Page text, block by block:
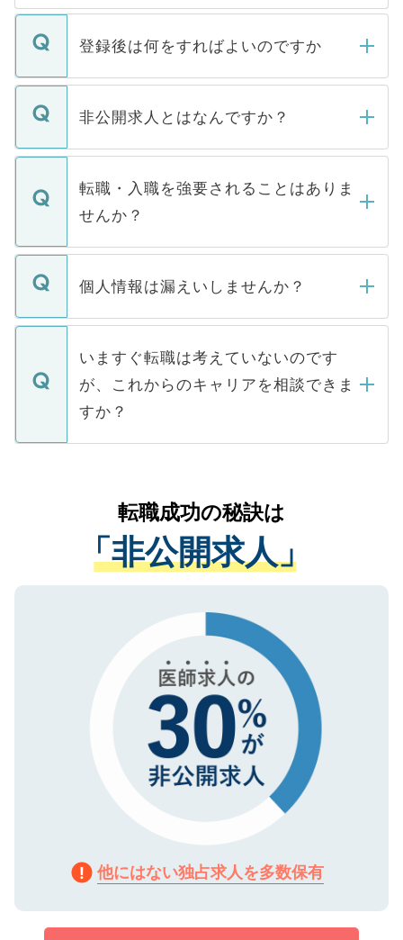
登録後は何をすればよいのですか
ご登録いただきましたら、弊社担当者がご
登録内容を確認し、その後メールもしくは
ます。通常、5営業日以内にはご連絡をせて
いただきますので、しばらくお待ちくださ
非公開求人とはなんですか？
マイナビDOCTORで取り扱っている求人の
うち約3割は、Webサイトからご覧いただ
けない「非公開求人」です。非公開求人は
下記の理由によって、一般には公開してい
ません。
■応募殺到を避けるため 人気のある医療機
関を公にしてしまうと、応募が殺到する場
に、医療機関が求める条件に合った人材の
みを人材紹介会社に依頼するケースが増え
ています。
転職・入職を強要されることはありま
せんか？
転職・入職を強要することは一切ありませ
ん。また、仮に応募先から内定をいただい
定を承諾する必要はありません。内定先へ
の辞退の連絡はキャリアパートナーが行い
個人情報は漏えいしませんか？
個人情報が漏えいすることはありませんの
で、ご安心ください。当サイトからの登録
などで収集したご登録者様の個人情報は、
ご本人のキャリアアップおよび転職活動の
支援を目的に使用いたします。お預かりし
ているすべての個人データはご本人の許可
は、個人情報の取り扱いについての厳密な
管理基準を満たした事業者のみに付与され
る、プライバシーマークを取得済みです。
で、機密保持に関してもご安心ください。
いますぐ転職は考えていないのです
が、これからのキャリアを相談できま
すか？
かがいして、現在の医療機関の状況や紹介
経験をまじえながら、適切なアドバイスを
させていただきます。すぐにご転職をされ
ない方には、長期的なサポートが可能です
ので、まずはご登録ください。
転職成功の秘訣は
「非公開求人」
他にはない独占求人を多数保有